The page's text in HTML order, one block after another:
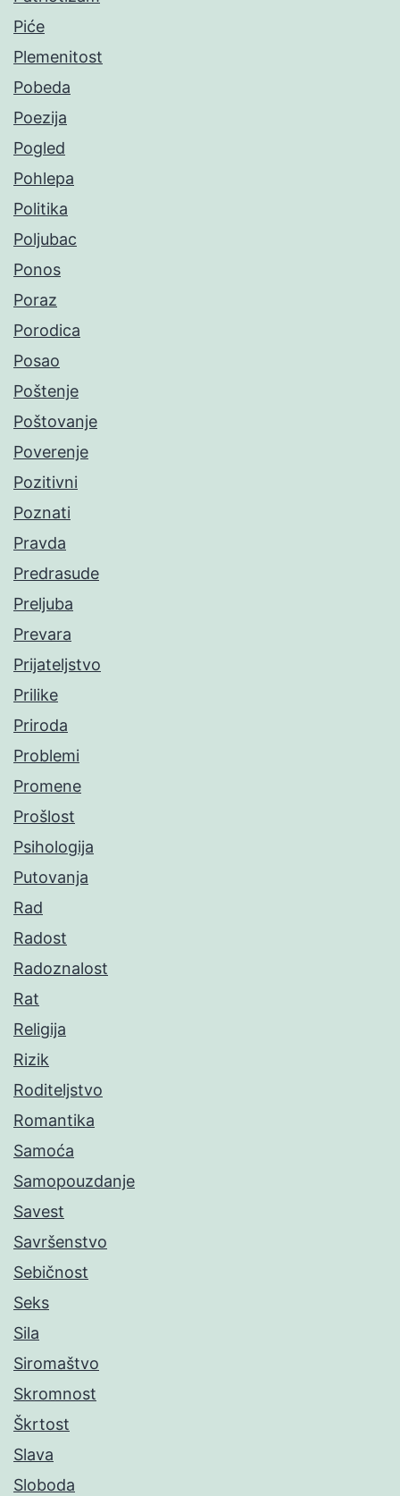
Piće
Plemenitost
Pobeda
Poezija
Pogled
Pohlepa
Politika
Poljubac
Ponos
Poraz
Porodica
Posao
Poštenje
Poštovanje
Poverenje
Pozitivni
Poznati
Pravda
Predrasude
Preljuba
Prevara
Prijateljstvo
Prilike
Priroda
Problemi
Promene
Prošlost
Psihologija
Putovanja
Rad
Radost
Radoznalost
Rat
Religija
Rizik
Roditeljstvo
Romantika
Samoća
Samopouzdanje
Savest
Savršenstvo
Sebičnost
Seks
Sila
Siromaštvo
Skromnost
Škrtost
Slava
Sloboda